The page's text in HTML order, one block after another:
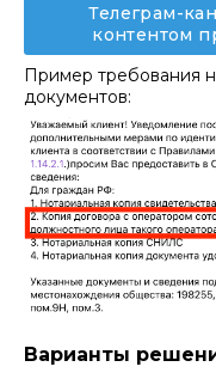
Телеграм-
контентом
Пример требования
документов:
Варианты